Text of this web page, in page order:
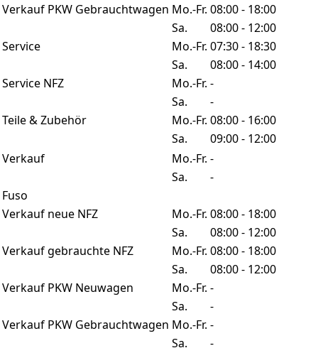
Verkauf PKW Gebrauchtwagen Mo.-Fr. 08:00 - 18:00
Sa.
08:00 - 12:00
Service
Mo.-Fr. 07:30 - 18:30
Sa.
08:00 - 14:00
Service NFZ
Mo.-Fr. -
Sa.
-
Teile & Zubehör
Mo.-Fr. 08:00 - 16:00
Sa.
09:00 - 12:00
Verkauf
Mo.-Fr. -
Sa.
-
Fuso
Verkauf neue NFZ
Mo.-Fr. 08:00 - 18:00
Sa.
08:00 - 12:00
Verkauf gebrauchte NFZ
Mo.-Fr. 08:00 - 18:00
Sa.
08:00 - 12:00
Verkauf PKW Neuwagen
Mo.-Fr. -
Sa.
-
Verkauf PKW Gebrauchtwagen Mo.-Fr. -
Sa.
-